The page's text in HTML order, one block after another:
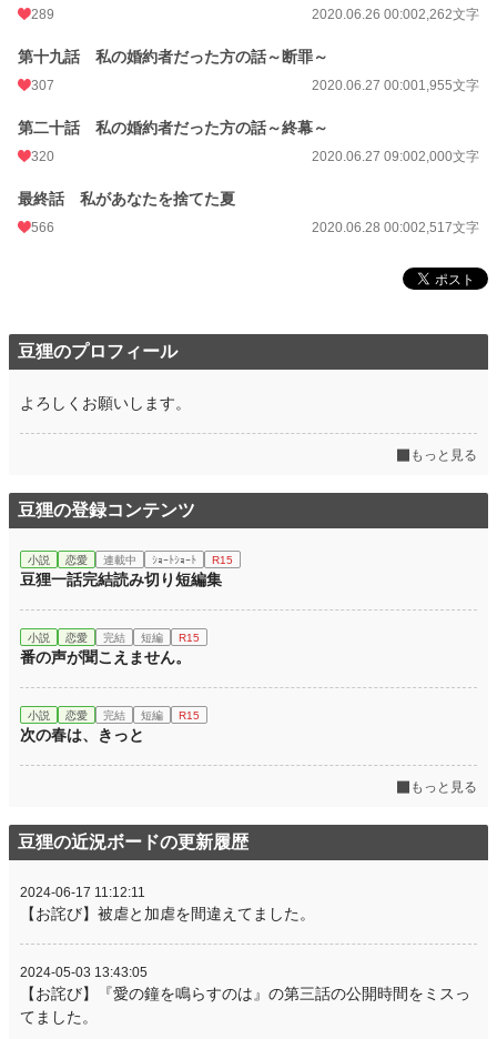
289 2020.06.26 00:002,262文字
第十九話 私の婚約者だった方の話～断罪～
307 2020.06.27 00:001,955文字
第二十話 私の婚約者だった方の話～終幕～
320 2020.06.27 09:002,000文字
最終話 私があなたを捨てた夏
566 2020.06.28 00:002,517文字
豆狸のプロフィール
よろしくお願いします。
もっと見る
豆狸の登録コンテンツ
小説 恋愛 連載中 ｼｮｰﾄｼｮｰﾄ R15
豆狸一話完結読み切り短編集
小説 恋愛 完結 短編 R15
番の声が聞こえません。
小説 恋愛 完結 短編 R15
次の春は、きっと
もっと見る
豆狸の近況ボードの更新履歴
2024-06-17 11:12:11
【お詫び】被虐と加虐を間違えてました。
2024-05-03 13:43:05
【お詫び】『愛の鐘を鳴らすのは』の第三話の公開時間をミスっ
てました。